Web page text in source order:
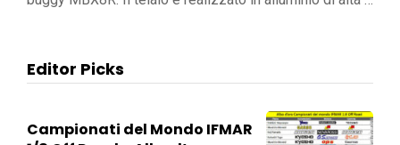
Editor Picks
Campionati del Mondo IFMAR